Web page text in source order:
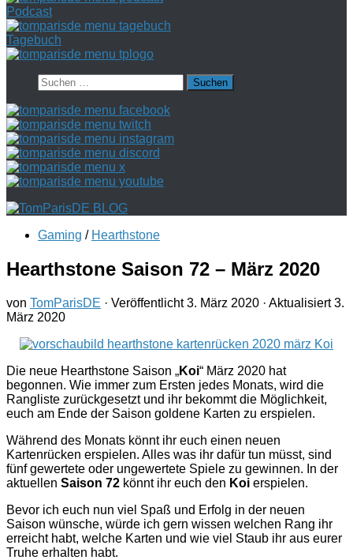
Podcast
Tagebuch
Suchen
nach:
Gaming / Hearthstone
Hearthstone Saison 72 – März 2020
von TomParisDE · Veröffentlicht3. März 2020 · Aktualisiert3.
März 2020
Die neue Hearthstone Saison „Koi“ März 2020 hat
begonnen. Wie immer zum Ersten jedes Monats, wird die
Rangliste zurückgesetzt und ihr bekommt die Möglichkeit,
euch am Ende der Saison goldene Karten zu erspielen.
Während des Monats könnt ihr euch einen neuen
Kartenrücken erspielen. Alles was ihr dafür tun müsst, sind
fünf gewertete oder ungewertete Spiele zu gewinnen. In der
aktuellen Saison 72 könnt ihr euch den Koi erspielen.
Bevor ich euch nun viel Spaß und Erfolg in der neuen
Saison wünsche, würde ich gern wissen welchen Rang ihr
erreicht habt, welche Karten und wie viel Staub ihr aus eurer
Truhe erhalten habt.